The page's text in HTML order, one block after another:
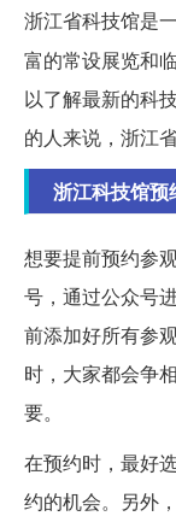
浙江省科技馆是
富的常设展览和
以了解最新的科
的人来说，浙江
浙江科技馆预
想要提前预约参
号，通过公众号
前添加好所有参
时，大家都会争
要。
在预约时，最好
约的机会。另外